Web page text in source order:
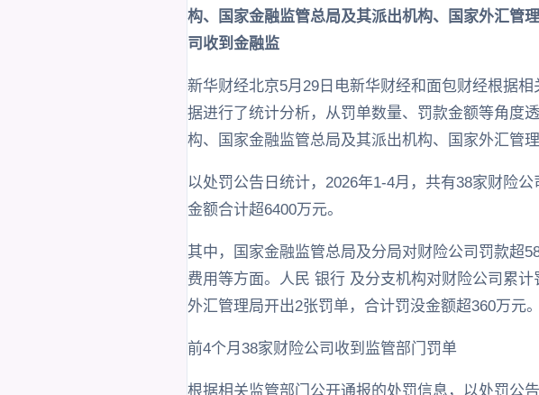
构、国家金融监管总局及其派出机构、国家外汇管
司收到金融监
新华财经北京5月29日电新华财经和面包财经根据
据进行了统计分析，从罚单数量、罚款金额等角度
构、国家金融监管总局及其派出机构、国家外汇管
以处罚公告日统计，2026年1-4月，共有38家财险
金额合计超6400万元。
其中，国家金融监管总局及分局对财险公司罚款超
费用等方面。人民 银行 及分支机构对财险公司累
外汇管理局开出2张罚单，合计罚没金额超360万元。
前4个月38家财险公司收到监管部门罚单
根据相关监管部门公开通报的处罚信息，以处罚公